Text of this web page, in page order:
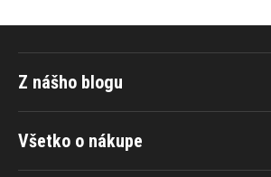
Všetko o nákupe
Z nášho blogu